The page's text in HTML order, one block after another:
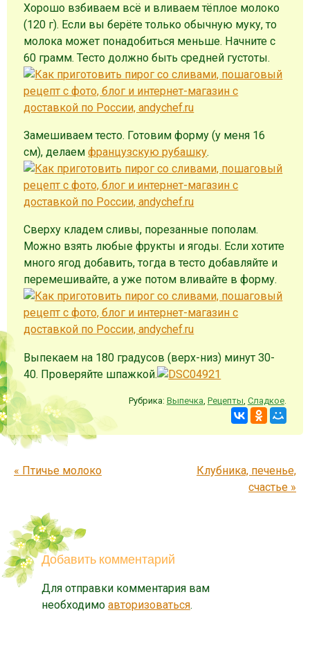
Хорошо взбиваем всё и вливаем тёплое молоко
(120 г). Если вы берёте только обычную муку, то
молока может понадобиться меньше. Начните с
60 грамм. Тесто должно быть средней густоты.
Замешиваем тесто. Готовим форму (у меня 16
см), делаемфранцузскую рубашку.
Сверху кладем сливы, порезанные пополам.
Можно взять любые фрукты и ягоды. Если хотите
много ягод добавить, тогда в тесто добавляйте и
перемешивайте, а уже потом вливайте в форму.
Выпекаем на 180 градусов (верх-низ) минут 30-
40. Проверяйте шпажкой.
Рубрика: Выпечка Рецепты Сладкое.
Запись навигация
« Птичье молоко
Клубника, печенье,
счастье »
Добавить комментарий
Для отправки комментария вам
необходимо авторизоваться.